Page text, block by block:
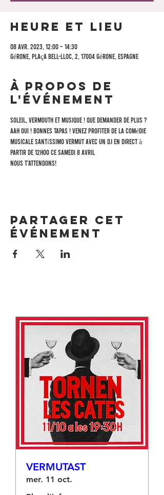
Heure et lieu
08 avr. 2023, 12:00 – 14:30
Gérone, Plaça Bell-Lloc, 2, 17004 Gérone, Espagne
À propos de
l'événement
Soleil, vermouth et musique ! Que demander de plus ?
Aah oui ! Bonnes tapas ! Venez profiter de la comédie
musicale Santíssimo Vermut avec un DJ en direct à
partir de 12h00 ce samedi 8 avril
Nous t'attendons!
Partager cet
événement
VERMUTAST
mer. 11 oct.